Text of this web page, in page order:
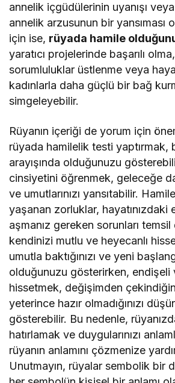
annelik içgüdülerinin uyanışı
annelik arzusunun bir yansıması
için ise, rüyada hamile
yaratıcı projelerinde başarılı
sorumluluklar üstlenme veya
kadınlarla daha güçlü bir bağ
simgeleyebilir.
Rüyanın içeriği de yorum için
rüyada hamilelik testi yaptırmak,
arayışında olduğunuzu
cinsiyetini öğrenmek, geleceğe
ve umutlarınızı yansıtabilir.
yaşanan zorluklar, hayatınızdaki
aşmanız gereken sorunları
kendinizi mutlu ve heyecanlı
umutla baktığınızı ve yeni
olduğunuzu gösterirken, endişeli
hissetmek, değişimden
yeterince hazır olmadığınızı
gösterebilir. Bu nedenle,
hatırlamak ve duygularınızı
rüyanın anlamını çözmenize
Unutmayın, rüyalar sembolik bir